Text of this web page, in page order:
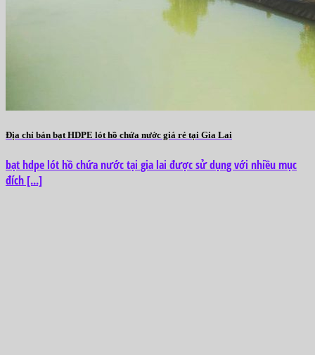
Địa chỉ bán bạt HDPE lót hồ chứa nước giá rẻ tại Gia Lai
bạt hdpe lót hồ chứa nước tại gia lai được sử dụng với nhiều mục
đích [...]